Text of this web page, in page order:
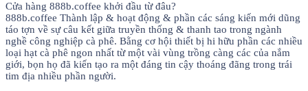
Cửa hàng 888b.coffee khởi đầu từ đâu?
888b.coffee Thành lập & hoạt động & phần các sáng kiến mới dũng
táo tợn về sự câu kết giữa truyền thống & thanh tao trong ngành
nghề công nghiệp cà phê. Bằng cơ hội thiết bị hi hữu phần các nhiều
loại hạt cà phê ngon nhất từ một vài vùng trồng càng các của nắm
giới, bọn họ đã kiến tạo ra một đáng tin cậy thoáng đãng trong trái
tim địa nhiều phần người.